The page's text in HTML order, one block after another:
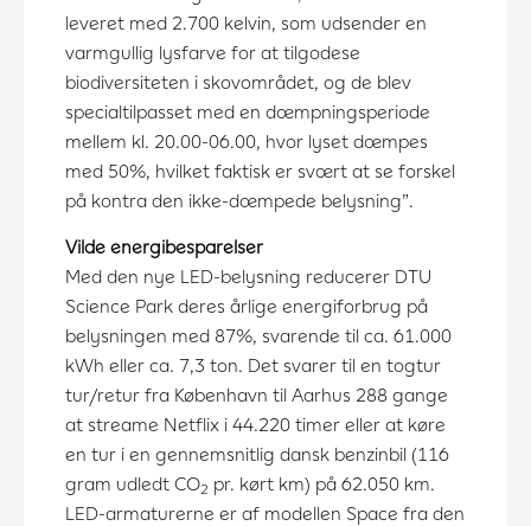
leveret med 2.700 kelvin, som udsender en
varmgullig lysfarve for at tilgodese
biodiversiteten i skovområdet, og de blev
specialtilpasset med en dæmpningsperiode
mellem kl. 20.00-06.00, hvor lyset dæmpes
med 50%, hvilket faktisk er svært at se forskel
på kontra den ikke-dæmpede belysning”.
Vilde energibesparelser
Med den nye LED-belysning reducerer DTU
Science Park deres årlige energiforbrug på
belysningen med 87%, svarende til ca. 61.000
kWh eller ca. 7,3 ton. Det svarer til en togtur
tur/retur fra København til Aarhus 288 gange
at streame Netflix i 44.220 timer eller at køre
en tur i en gennemsnitlig dansk benzinbil (116
gram udledt CO2 pr. kørt km) på 62.050 km.
LED-armaturerne er af modellen Space fra den